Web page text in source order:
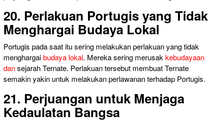
20. Perlakuan Portugis yang Tidak
Menghargai Budaya Lokal
Portugis pada saat itu sering melakukan perlakuan yang tidak
menghargaibudaya lokal. Mereka sering merusak kebudayaan
dansejarah Ternate. Perlakuan tersebut membuat Ternate
semakin yakin untuk melakukan perlawanan terhadap Portugis.
21. Perjuangan untuk Menjaga
Kedaulatan Bangsa